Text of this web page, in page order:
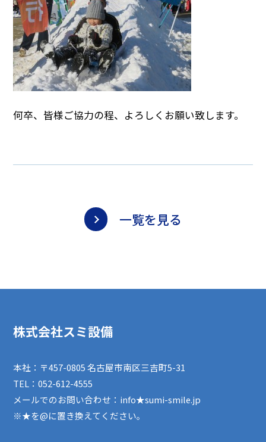
何卒、皆様ご協力の程、よろしくお願い致します。
一覧を見る
株式会社スミ設備
本社：〒457-0805 名古屋市南区三吉町5-31
TEL：052-612-4555
メールでのお問い合わせ：info★sumi-smile.jp
※★を@に置き換えてください。